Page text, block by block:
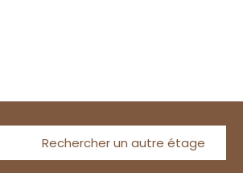
Rechercher un autre étage